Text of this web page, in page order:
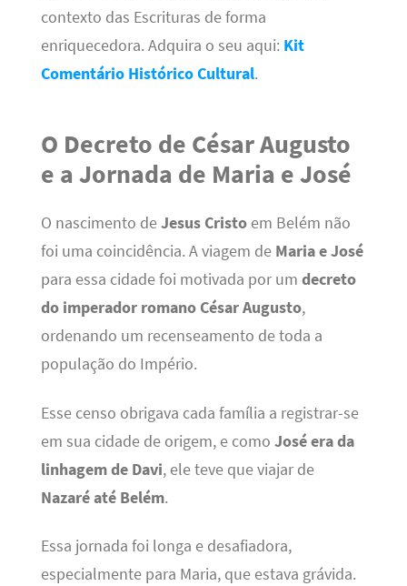
contexto das Escrituras de forma
enriquecedora. Adquira o seu aqui: Kit
Comentário Histórico Cultural.
O Decreto de César Augusto
e a Jornada de Maria e José
O nascimento deJesus Cristoem Belém não
foi uma coincidência. A viagem de Maria e José
para essa cidade foi motivada por um decreto
do imperador romano César Augusto,
ordenando um recenseamento de toda a
população do Império.
Esse censo obrigava cada família a registrar-se
em sua cidade de origem, e como José era da
linhagem de Davi, ele teve que viajar de
Nazaré até Belém.
Essa jornada foi longa e desafiadora,
especialmente para Maria, que estava grávida.